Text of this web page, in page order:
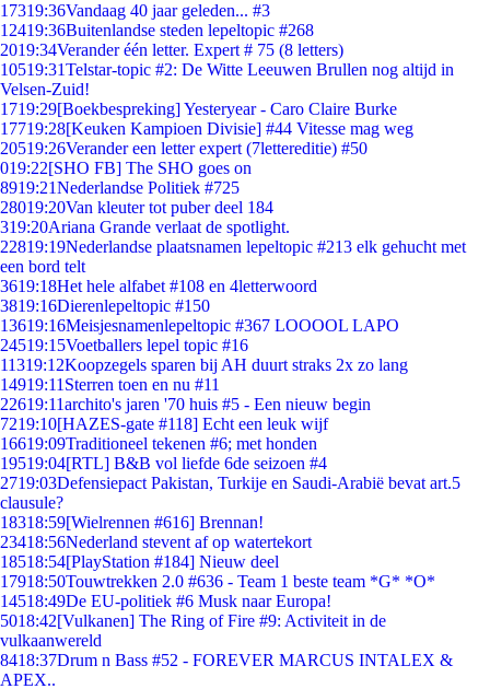
17319:36Vandaag 40 jaar geleden... #3
12419:36Buitenlandse steden lepeltopic #268
2019:34Verander één letter. Expert # 75 (8 letters)
10519:31Telstar-topic #2: De Witte Leeuwen Brullen nog altijd in
Velsen-Zuid!
1719:29[Boekbespreking] Yesteryear - Caro Claire Burke
17719:28[Keuken Kampioen Divisie] #44 Vitesse mag weg
20519:26Verander een letter expert (7lettereditie) #50
019:22[SHO FB] The SHO goes on
8919:21Nederlandse Politiek #725
28019:20Van kleuter tot puber deel 184
319:20Ariana Grande verlaat de spotlight.
22819:19Nederlandse plaatsnamen lepeltopic #213 elk gehucht met
een bord telt
3619:18Het hele alfabet #108 en 4letterwoord
3819:16Dierenlepeltopic #150
13619:16Meisjesnamenlepeltopic #367 LOOOOL LAPO
24519:15Voetballers lepel topic #16
11319:12Koopzegels sparen bij AH duurt straks 2x zo lang
14919:11 Sterren toen en nu #11
22619:11archito's jaren '70 huis #5 - Een nieuw begin
7219:10[HAZES-gate #118] Echt een leuk wijf
16619:09Traditioneel tekenen #6; met honden
19519:04[RTL] B&B vol liefde 6de seizoen #4
2719:03Defensiepact Pakistan, Turkije en Saudi-Arabië bevat art.5
clausule?
18318:59[Wielrennen #616] Brennan!
23418:56Nederland stevent af op watertekort
18518:54[PlayStation #184] Nieuw deel
17918:50Touwtrekken 2.0 #636 - Team 1 beste team *G* *O*
14518:49De EU-politiek #6 Musk naar Europa!
5018:42[Vulkanen] The Ring of Fire #9: Activiteit in de
vulkaanwereld
8418:37Drum n Bass #52 - FOREVER MARCUS INTALEX &
APEX..